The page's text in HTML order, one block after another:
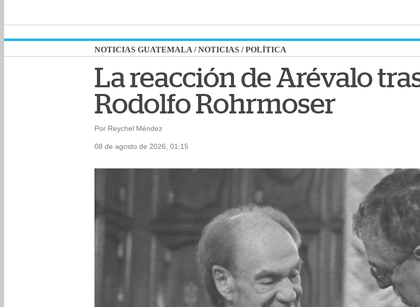
NOTICIAS GUATEMALA /NOTICIAS /POLÍTICA
La reacción de Arévalo
Rodolfo Rohrmoser
Por Reychel Méndez
08 de agosto de 2026, 01:15